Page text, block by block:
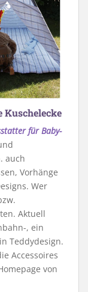
für Baby-
auch
Vorhänge
Wer
Aktuell
, ein
Teddydesign.
Accessoires
von